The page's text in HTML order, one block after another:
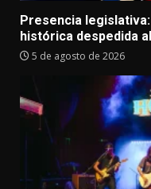
Presencia
histórica despedida
5 de agosto de 2026